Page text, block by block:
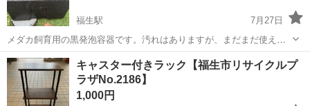
福生駅
7月27日
メダカ飼育用の黒発泡容器です。汚れはありますが、まだまだ使えま
す。 大きさは33×42×高さ19です。水量は30〜40ℓくらいです。一つ
300円で4つあります。 その他に、NV13もあります。黒2つ、白1つ
で、各150円です...
東京 福生市 福生駅 その他 メダカ
キャスター付きラック【福生市リサイクルプ
ラザNo.2186】
1,000円